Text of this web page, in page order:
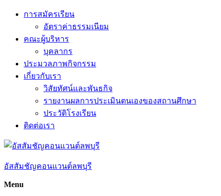
Skip
การสมัครเรียน
อัตราค่าธรรมเนียม
คณะผู้บริหาร
บุคลากร
ประมวลภาพกิจกรรม
เกี่ยวกับเรา
วิสัยทัศน์และพันธกิจ
รายงานผลการประเมินตนเองของสถานศึกษา
ประวัติโรงเรียน
ติดต่อเรา
อัสสัมชัญคอนแวนต์ลพบุรี
Menu